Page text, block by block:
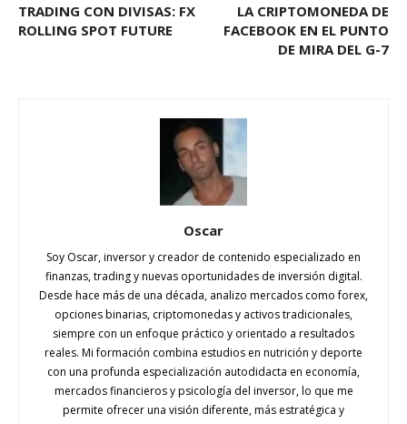
TRADING CON DIVISAS: FX
ROLLING SPOT FUTURE
LA CRIPTOMONEDA DE
FACEBOOK EN EL PUNTO
DE MIRA DEL G-7
Oscar
Soy Oscar, inversor y creador de contenido especializado en
finanzas, trading y nuevas oportunidades de inversión digital.
Desde hace más de una década, analizo mercados como forex,
opciones binarias, criptomonedas y activos tradicionales,
siempre con un enfoque práctico y orientado a resultados
reales. Mi formación combina estudios en nutrición y deporte
con una profunda especialización autodidacta en economía,
mercados financieros y psicología del inversor, lo que me
permite ofrecer una visión diferente, más estratégica y